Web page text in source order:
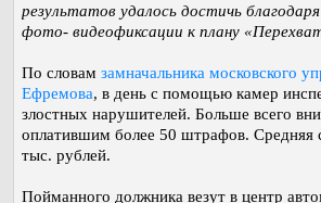
результатов удалось достичь
фото- видеофиксации к плану
По словам замначальника московского
Ефремова, в день с помощью камер
злостных нарушителей. Больше всего
оплатившим более 50 штрафов.
тыс. рублей.
Пойманного должника везут в центр